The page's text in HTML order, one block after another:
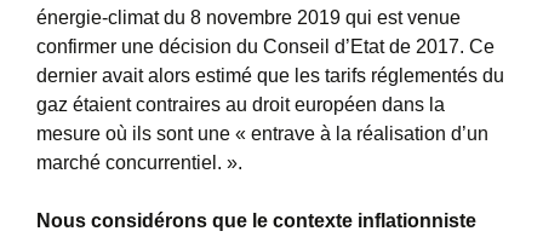
énergie-climat du 8 novembre 2019 qui est venue
confirmer une décision du Conseil d’Etat de 2017. Ce
dernier avait alors estimé que les tarifs réglementés du
gaz étaient contraires au droit européen dans la
mesure où ils sont une « entrave à la réalisation d’un
marché concurrentiel. ».
Nous considérons que le contexte inflationniste